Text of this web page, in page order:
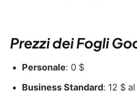
Prezzi dei Fogli
Personale: 0 $
Business Standard: 12 $